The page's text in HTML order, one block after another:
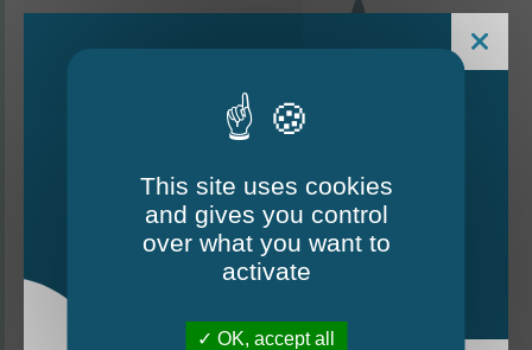
CONTACTEZ-NOUS
Le Mag - édition estivale
This site uses cookies
and gives you control
over what you want to
activate
OK, accept all